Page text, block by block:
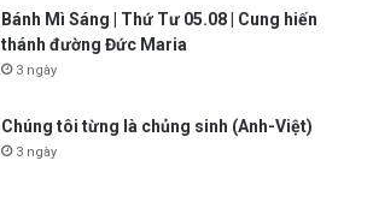
Bánh Mì Sáng | Thứ Tư 05.08 | Cung hiến
thánh đường Đức Maria
3 ngày
Chúng tôi từng là chủng sinh (Anh-Việt)
3 ngày